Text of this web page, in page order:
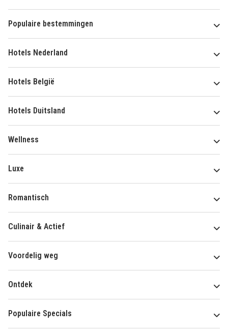
Populaire bestemmingen
Hotels Nederland
Hotels België
Hotels Duitsland
Wellness
Luxe
Romantisch
Culinair & Actief
Voordelig weg
Ontdek
Populaire Specials